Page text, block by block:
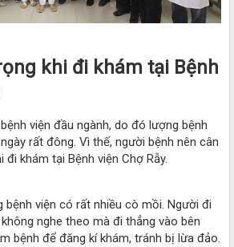
khi đi khám tại Bệnh
viện đầu ngành, do đó lượng bệnh
rất đông. Vì thế, người bệnh nên cân
đi khám tại Bệnh viện Chợ Rẫy.
bệnh viện có rất nhiều cò mồi. Người đi
nghe theo mà đi thẳng vào bên
bệnh để đăng kí khám, tránh bị lừa đảo.